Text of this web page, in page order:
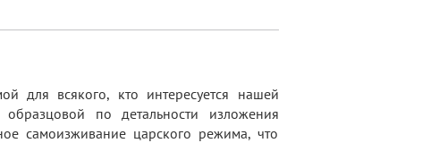
для всякого, кто интересуется нашей
по детальности изложения
самоизживание царского режима, что